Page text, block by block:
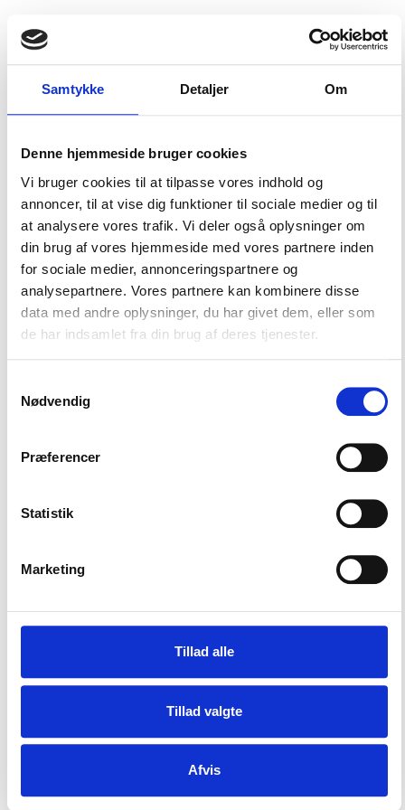
Samtykke Detaljer Om
Denne hjemmeside bruger cookies
Vi bruger cookies til at tilpasse vores indhold og
annoncer, til at vise dig funktioner til sociale medier og til
at analysere vores trafik. Vi deler også oplysninger om
din brug af vores hjemmeside med vores partnere inden
for sociale medier, annonceringspartnere og
analysepartnere. Vores partnere kan kombinere disse
data med andre oplysninger, du har givet dem, eller som
de har indsamlet fra din brug af deres tjenester.
Nødvendig
Præferencer
Statistik
Marketing
Tillad alle
Tillad valgte
Afvis
Book rundvisning
Giv lyd og vi vender tilbage
hurtigst muligt.
Øse Efterskole / Sønderskovvej 130 Øse / 6800 - Varde / Telefon: